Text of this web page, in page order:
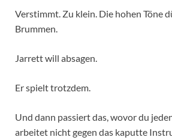
Verstimmt. Zu klein. Die hohen Töne
Brummen.
Jarrett will absagen.
Er spielt trotzdem.
Und dann passiert das, wovor du
arbeitet nicht gegen das kaputte